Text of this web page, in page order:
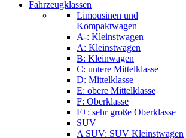
Fahrzeugklassen
Limousinen und
Kompaktwagen
A-: Kleinstwagen
A: Kleinstwagen
B: Kleinwagen
C: untere Mittelklasse
D: Mittelklasse
E: obere Mittelklasse
F: Oberklasse
F+: sehr große Oberklasse
SUV
A SUV: SUV Kleinstwagen